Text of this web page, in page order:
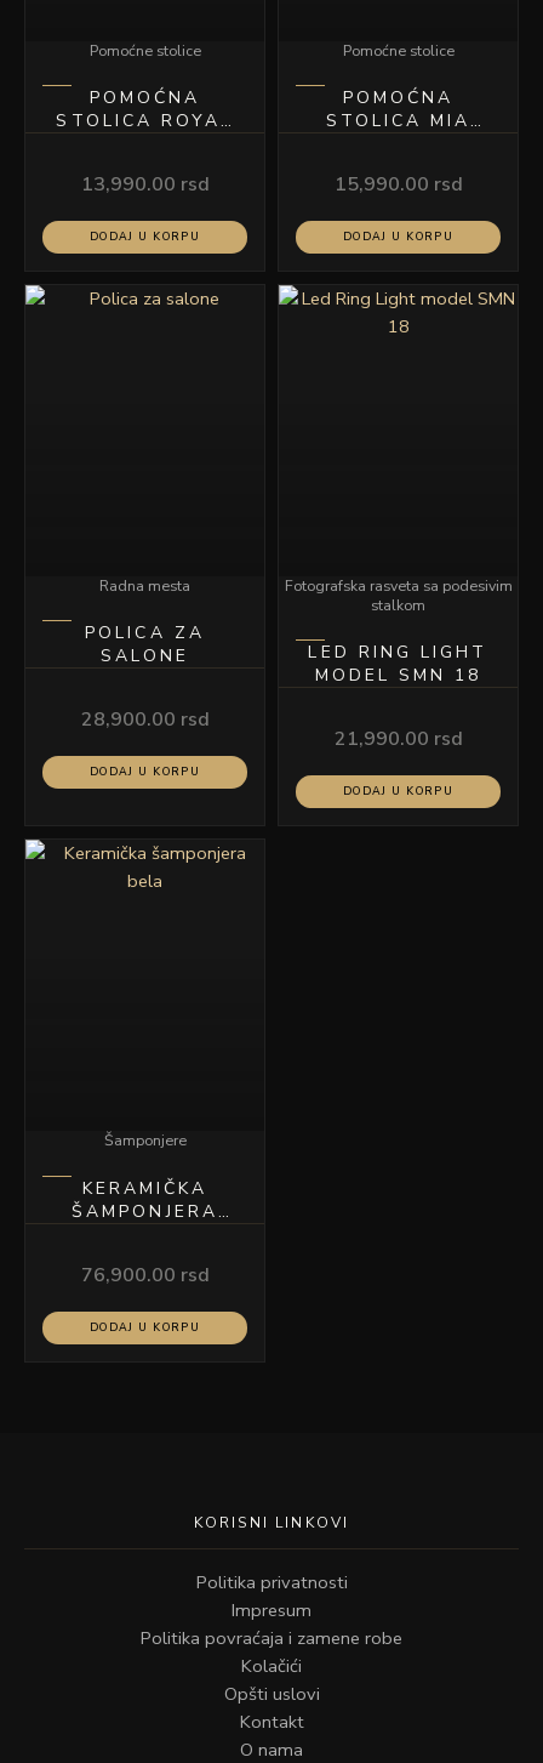
Pomoćne stolice
POMOĆNA
STOLICA ROYAL
13,990.00 rsd
DODAJ U KORPU
Pomoćne stolice
POMOĆNA
STOLICA MIA
15,990.00 rsd
DODAJ U KORPU
Radna mesta
POLICA ZA
SALONE
28,900.00 rsd
DODAJ U KORPU
Fotografska rasveta sa podesivim
stalkom
LED RING LIGHT
MODEL SMN 18
21,990.00 rsd
DODAJ U KORPU
Šamponjere
KERAMIČKA
ŠAMPONJERA
76,900.00 rsd
DODAJ U KORPU
KORISNI LINKOVI
Politika privatnosti
Impresum
Politika povraćaja i zamene robe
Kolačići
Opšti uslovi
Kontakt
O nama